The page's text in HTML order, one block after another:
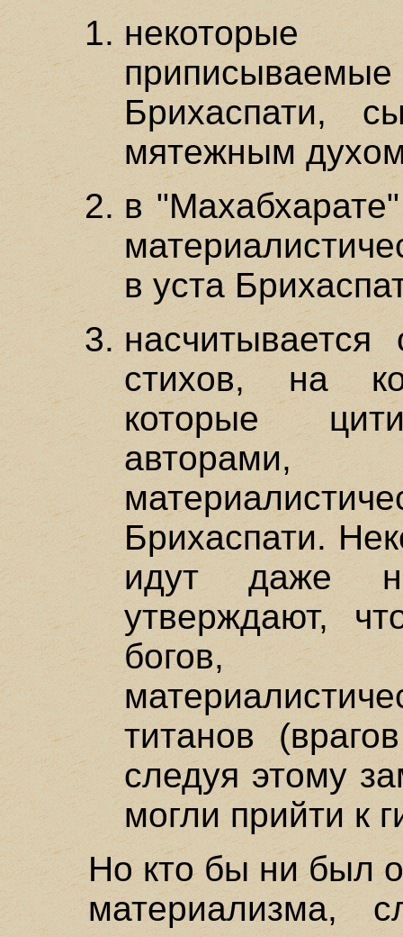
некоторые
Брихаспати,
мятежным
в
в уста
стихов, на
которые
Брихаспати.
идут даже
утверждают,
богов,
титанов
следуя этому
могли прийти к
Но кто бы ни был
материализма,